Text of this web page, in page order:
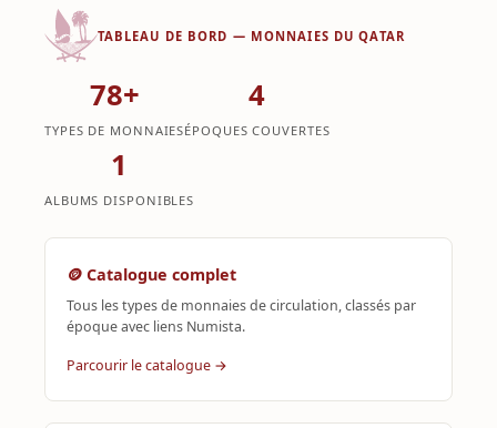
TABLEAU DE BORD — MONNAIES DU QATAR
78+
TYPES DE MONNAIES
4
ÉPOQUES COUVERTES
1
ALBUMS DISPONIBLES
🪙 Catalogue complet
Tous les types de monnaies de circulation, classés par
époque avec liens Numista.
Parcourir le catalogue →